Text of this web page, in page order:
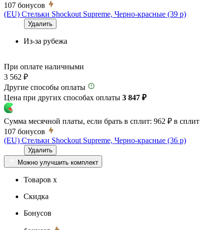
107 бонусов
(EU) Стельки Shockout Supreme, Черно-красные (39 р)
Удалить
Из-за рубежа
При оплате наличными
3 562 ₽
Другие способы оплаты
Цена при других способах оплаты 3 847 ₽
Сумма месячной платы, если брать в сплит: 962 ₽ в сплит
107 бонусов
(EU) Стельки Shockout Supreme, Черно-красные (36 р)
Удалить
Можно улучшить комплект
Товаров x
Скидка
Бонусов